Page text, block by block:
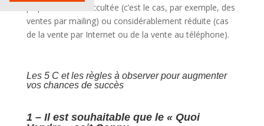
plupart des cas occultée (c’est le cas, par exemple, des
ventes par mailing) ou considérablement réduite (cas
de la vente par Internet ou de la vente au téléphone).
Les 5 C et les règles à observer pour augmenter
vos chances de succès
1 – Il est souhaitable que le « Quoi